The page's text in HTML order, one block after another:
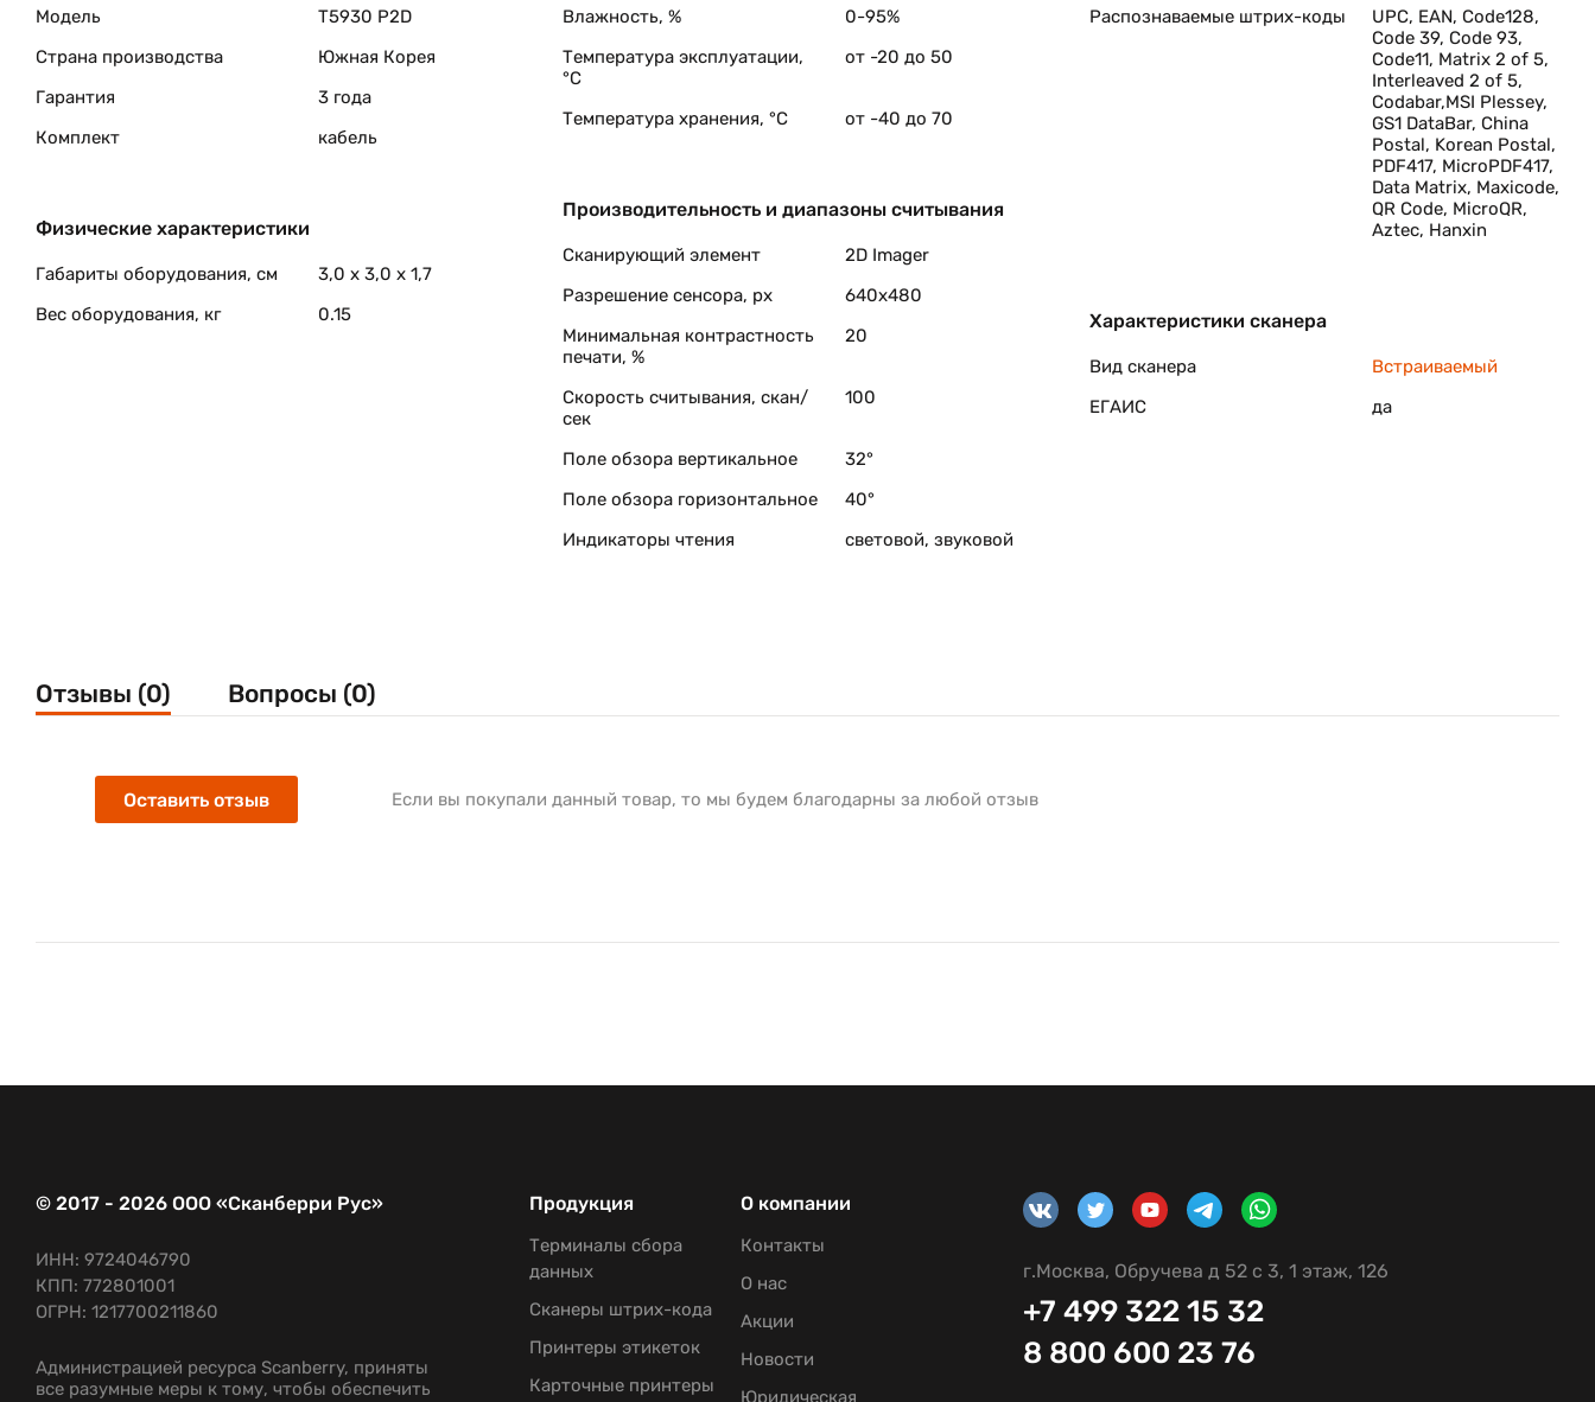
Модель
T5930 P2D
Страна производства
Южная Корея
Гарантия
3 года
Комплект
кабель
Физические характеристики
Габариты оборудования, см
3,0 x 3,0 x 1,7
Вес оборудования, кг
0.15
Влажность, %
0-95%
Температура эксплуатации,
°C
от -20 до 50
Температура хранения, °C от -40 до 70
Производительность и диапазоны считывания
Сканирующий элемент
2D Imager
Разрешение сенсора, px
640x480
Минимальная контрастность
печати, %
20
Скорость считывания, скан/
сек
100
Поле обзора вертикальное
32°
Поле обзора горизонтальное
40°
Индикаторы чтения
световой, звуковой
Распознаваемые штрих-коды
UPC, EAN, Code128,
Code 39, Code 93,
Code11, Matrix 2 of 5,
Interleaved 2 of 5,
Codabar,MSI Plessey,
GS1 DataBar, China
Postal, Korean Postal,
PDF417, MicroPDF417,
Data Matrix, Maxicode,
QR Code, MicroQR,
Aztec, Hanxin
Характеристики сканера
Вид сканера
Встраиваемый
ЕГАИС
да
Отзывы (0) Вопросы (0)
Оставить отзыв Если вы покупали данный товар, то мы будем благодарны за любой отзыв
© 2017 - 2026 ООО «Сканберри Рус»
ИНН: 9724046790
КПП: 772801001
ОГРН: 1217700211860
Продукция
Терминалы сбора
данных
Сканеры штрих-кода
Принтеры этикеток
Карточные принтеры
О компании
Контакты
О нас
Акции
Новости
Юридическая
г.Москва, Обручева д 52 с 3, 1 этаж, 126
+7 499 322 15 32
8 800 600 23 76